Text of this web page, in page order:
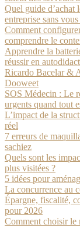
Quel guide
entreprise sans
Comment
comprendre le
Apprendre la
réussir en
Ricardo Bacelar &
Dooweet
SOS Médecin : Le
urgents quand tout
L’impact de la
réel
7 erreurs de
sachiez
Quels sont les
plus visitées ?
5 idées pour
La concurrence au
Épargne, fiscalité,
pour 2026
Comment choisir le